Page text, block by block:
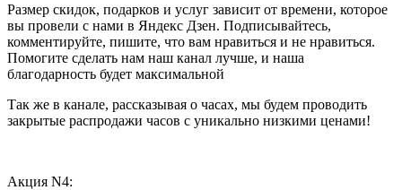
Размер скидок, подарков и услуг зависит от времени, которое
вы провели с нами в Яндекс Дзен. Подписывайтесь,
комментируйте, пишите, что вам нравиться и не нравиться.
Помогите сделать нам наш канал лучше, и наша
благодарность будет максимальной
Так же в канале, рассказывая о часах, мы будем проводить
закрытые распродажи часов с уникально низкими ценами!
Акция N4: